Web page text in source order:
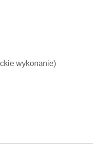
wykonanie)